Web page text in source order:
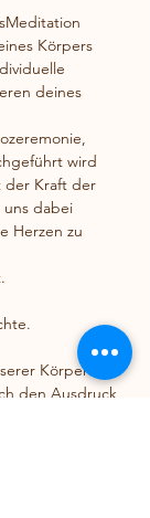
Körpers
deines
wird
der Kraft der
uns dabei
Herzen zu
Körperin.
den Ausdruck